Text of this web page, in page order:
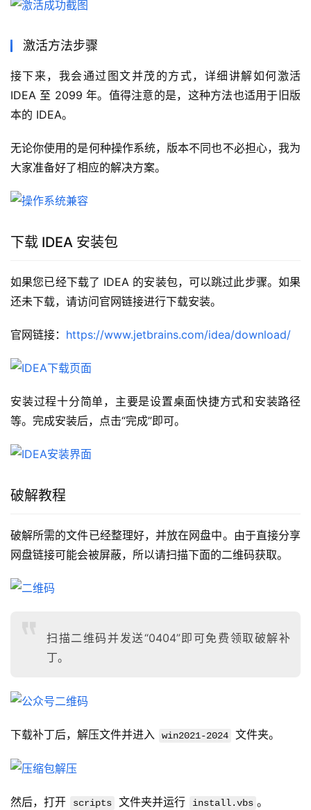
激活方法步骤
接下来，我会通过图文并茂的方式，详细讲解如何激活
IDEA 至 2099 年。值得注意的是，这种方法也适用于旧版
本的 IDEA。
无论你使用的是何种操作系统，版本不同也不必担心，我为
大家准备好了相应的解决方案。
下载 IDEA 安装包
如果您已经下载了 IDEA 的安装包，可以跳过此步骤。如果
还未下载，请访问官网链接进行下载安装。
官网链接： https://www.jetbrains.com/idea/download/
安装过程十分简单，主要是设置桌面快捷方式和安装路径
等。完成安装后，点击“完成”即可。
破解教程
破解所需的文件已经整理好，并放在网盘中。由于直接分享
网盘链接可能会被屏蔽，所以请扫描下面的二维码获取。
扫描二维码并发送“0404”即可免费领取破解补
丁。
下载补丁后，解压文件并进入 win2021-2024 文件夹。
然后，打开 scripts 文件夹并运行 install.vbs 。